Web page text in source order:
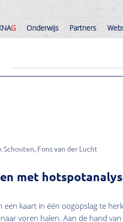
G Onderwijs Partners
Schouten Fons van der Lucht
met
kaart in één oogopslag te
voren halen. Aan de hand